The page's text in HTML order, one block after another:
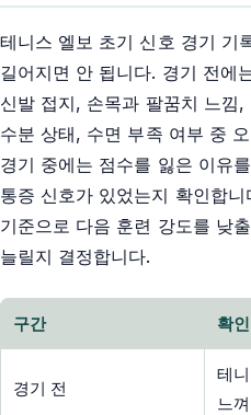
테니스 엘보 초기 신호 경기 기
길어지면 안 됩니다. 경기 전에
신발 접지, 손목과 팔꿈치 느낌
수분 상태, 수면 부족 여부 중
경기 중에는 점수를 잃은 이유
통증 신호가 있었는지 확인합
기준으로 다음 훈련 강도를 낮
늘릴지 결정합니다.
구간 확
경기 전
테
느